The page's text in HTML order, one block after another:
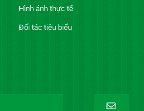
Hình ảnh thực tế
Đối tác tiêu biểu